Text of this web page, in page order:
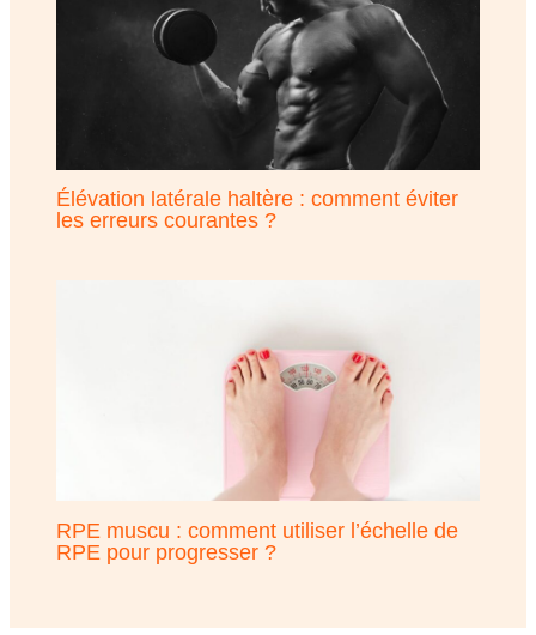
Élévation latérale haltère : comment éviter
les erreurs courantes ?
RPE muscu : comment utiliser l’échelle de
RPE pour progresser ?